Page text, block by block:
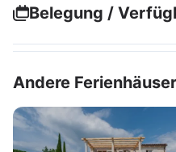
Belegung /
Andere